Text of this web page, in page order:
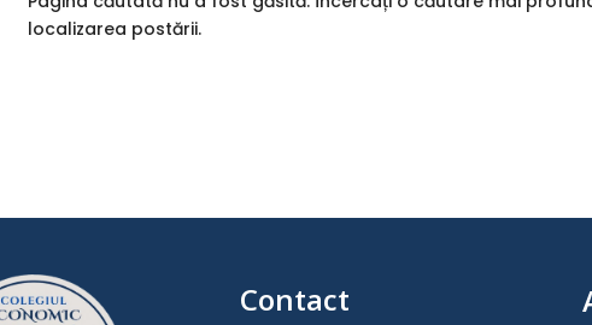
localizarea postării.
Contact